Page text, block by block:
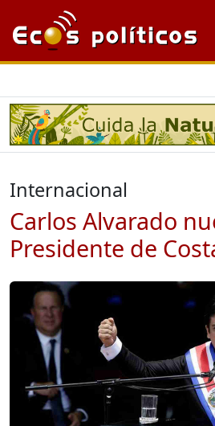
Internacional
Carlos Alvarado
Presidente de